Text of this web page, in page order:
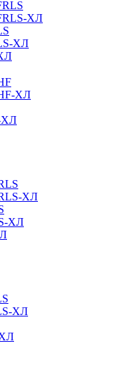
ХЛ
ХЛ
ХЛ
ХЛ
ХЛ
ХЛ
ХЛ